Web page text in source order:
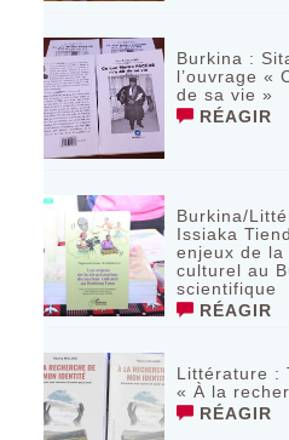
Burkina :
l’ouvrage «
de sa vie »
RÉAGIR
Burkina/
Issiaka
enjeux de
culturel au
scientifique
RÉAGIR
Littérature :
« À la
RÉAGIR